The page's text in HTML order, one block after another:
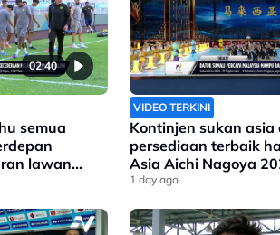
02:40
semua
lawan
VIDEO TERKINI
Kontinjen sukan asia
persediaan terbaik
Asia Aichi Nagoya
1 day ago